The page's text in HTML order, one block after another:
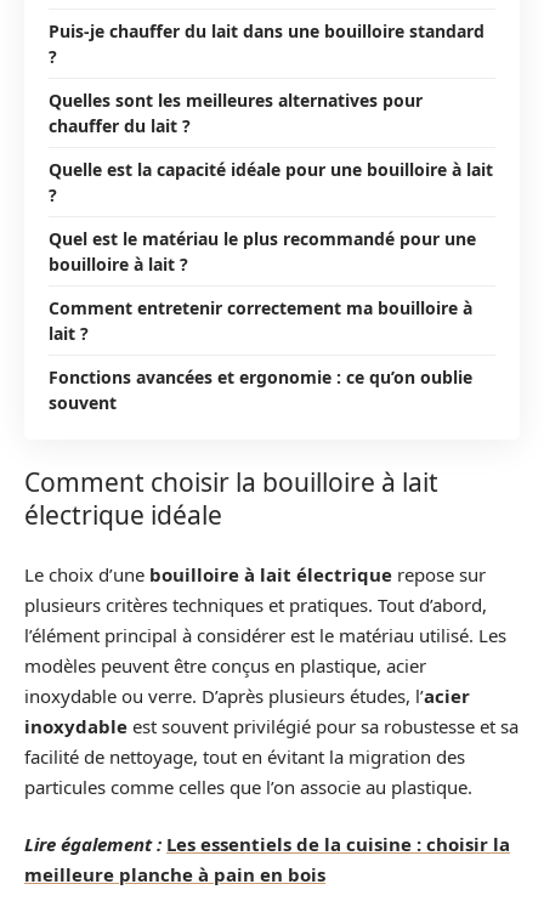
Puis-je chauffer du lait dans une bouilloire standard
?
Quelles sont les meilleures alternatives pour
chauffer du lait ?
Quelle est la capacité idéale pour une bouilloire à lait
?
Quel est le matériau le plus recommandé pour une
bouilloire à lait ?
Comment entretenir correctement ma bouilloire à
lait ?
Fonctions avancées et ergonomie : ce qu’on oublie
souvent
Comment choisir la bouilloire à lait
électrique idéale
Le choix d’une bouilloire à lait électrique repose sur
plusieurs critères techniques et pratiques. Tout d’abord,
l’élément principal à considérer est le matériau utilisé. Les
modèles peuvent être conçus en plastique, acier
inoxydable ou verre. D’après plusieurs études, l’acier
inoxydable est souvent privilégié pour sa robustesse et sa
facilité de nettoyage, tout en évitant la migration des
particules comme celles que l’on associe au plastique.
Lire également : Les essentiels de la cuisine : choisir la
meilleure planche à pain en bois